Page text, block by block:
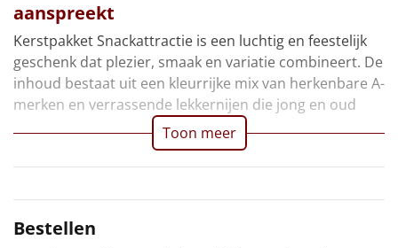
Overige
Ideeën
Personeel
Particulier
aanspreekt
Kerstpakket Snackattractie is een luchtig en feestelijk
geschenk dat plezier, smaak en variatie combineert. De
inhoud bestaat uit een kleurrijke mix van herkenbare A-
merken en verrassende lekkernijen die jong en oud
Toon meer
Bestellen